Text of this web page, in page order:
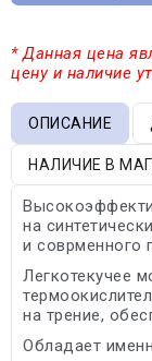
* Данная цена
цену и наличие
ОПИСАНИЕ
НАЛИЧИЕ В
на
и соврменного
Легкотекучее
на трение,
Обладает